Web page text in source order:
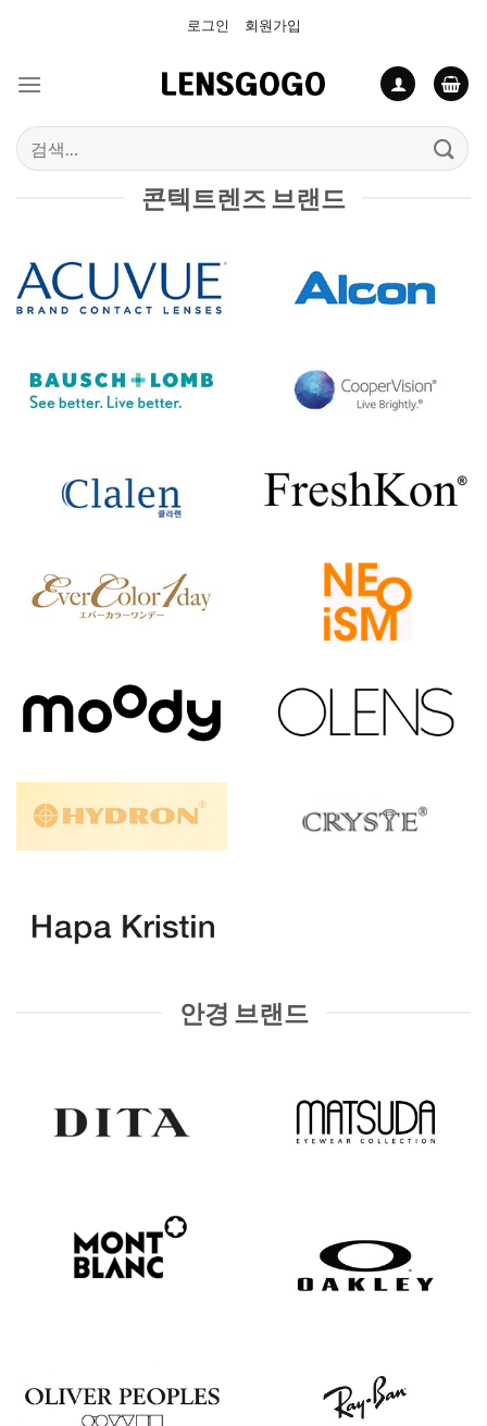
로그인 회원가입
검
색:
콘텍트렌즈 브랜드
안경 브랜드